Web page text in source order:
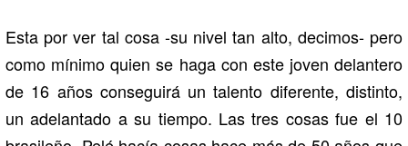
Esta por ver tal cosa -su nivel tan alto, decimos- pero
como mínimo quien se haga con este joven delantero
de 16 años conseguirá un talento diferente, distinto,
un adelantado a su tiempo. Las tres cosas fue el 10